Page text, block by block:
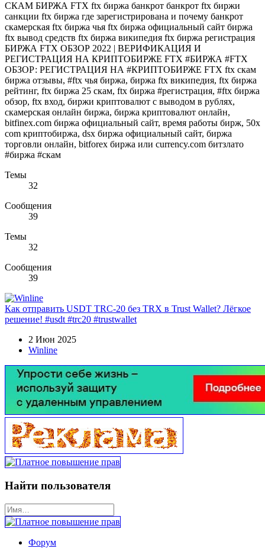
СКАМ БИРЖА FTX ftx биржа банкрот банкрот ftx биржи
санкции ftx биржа где зарегистрирована и почему банкрот
скамерская ftx биржа чья ftx биржа официальный сайт биржа
ftx вывод средств ftx биржа википедия ftx биржа регистрация
БИРЖА FTX ОБЗОР 2022 | ВЕРИФИКАЦИЯ И
РЕГИСТРАЦИЯ НА КРИПТОБИРЖЕ FTX #БИРЖА #FTX
ОБЗОР: РЕГИСТРАЦИЯ НА #КРИПТОБИРЖЕ FTX ftx скам
биржа отзывы, #ftx чья биржа, биржа ftx википедия, ftx биржа
рейтинг, ftx биржа 25 скам, ftx биржа #регистрация, #ftx биржа
обзор, ftx вход, биржи криптовалют с выводом в рублях,
скамерская онлайн биржа, биржа криптовалют онлайн,
bitfinex.com биржа официальный сайт, время работы бирж, 50x
com криптобиржа, dsx биржа официальный сайт, биржа
торговли онлайн, bitforex биржа или currency.com битзлато
#биржа #скам
Темы
32
Сообщения
39
Темы
32
Сообщения
39
Как отправить USDT TRC-20 без TRX в Trust Wallet? Лёгкое
решение! #usdt #trc20 #trustwallet
2 Июн 2025
Winline
Найти пользователя
Форум